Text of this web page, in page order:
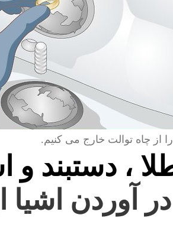
از چاه توالت خارج می کنیم.
، دستبند
آوردن